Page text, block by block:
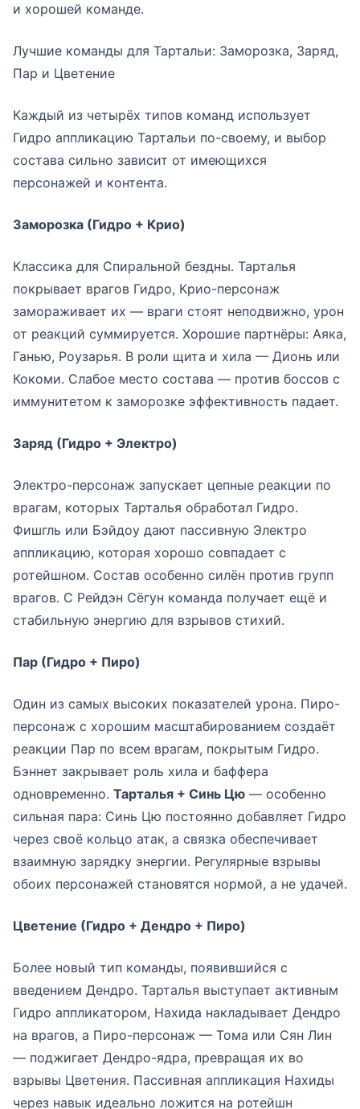
и хорошей команде.
Лучшие команды для Тартальи: Заморозка, Заряд,
Пар и Цветение
Каждый из четырёх типов команд использует
Гидро аппликацию Тартальи по-своему, и выбор
состава сильно зависит от имеющихся
персонажей и контента.
Заморозка (Гидро + Крио)
Классика для Спиральной бездны. Тарталья
покрывает врагов Гидро, Крио-персонаж
замораживает их — враги стоят неподвижно, урон
от реакций суммируется. Хорошие партнёры: Аяка,
Ганью, Роузарья. В роли щита и хила — Дионь или
Кокоми. Слабое место состава — против боссов с
иммунитетом к заморозке эффективность падает.
Заряд (Гидро + Электро)
Электро-персонаж запускает цепные реакции по
врагам, которых Тарталья обработал Гидро.
Фишгль или Бэйдоу дают пассивную Электро
аппликацию, которая хорошо совпадает с
ротейшном. Состав особенно силён против групп
врагов. С Рейдэн Сёгун команда получает ещё и
стабильную энергию для взрывов стихий.
Пар (Гидро + Пиро)
Один из самых высоких показателей урона. Пиро-
персонаж с хорошим масштабированием создаёт
реакции Пар по всем врагам, покрытым Гидро.
Бэннет закрывает роль хила и баффера
одновременно. Тарталья + Синь Цю — особенно
сильная пара: Синь Цю постоянно добавляет Гидро
через своё кольцо атак, а связка обеспечивает
взаимную зарядку энергии. Регулярные взрывы
обоих персонажей становятся нормой, а не удачей.
Цветение (Гидро + Дендро + Пиро)
Более новый тип команды, появившийся с
введением Дендро. Тарталья выступает активным
Гидро аппликатором, Нахида накладывает Дендро
на врагов, а Пиро-персонаж — Тома или Сян Лин
— поджигает Дендро-ядра, превращая их во
взрывы Цветения. Пассивная аппликация Нахиды
через навык идеально ложится на ротейшн